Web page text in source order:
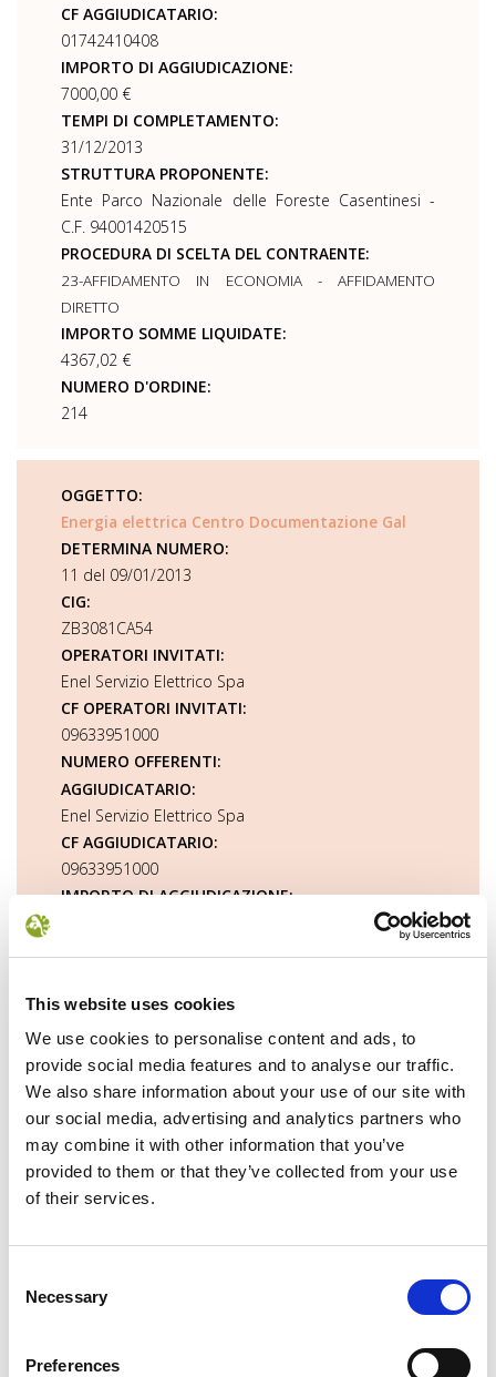
This website uses cookies
We use cookies to personalise content and ads, to
provide social media features and to analyse our traffic.
We also share information about your use of our site with
our social media, advertising and analytics partners who
may combine it with other information that you’ve
provided to them or that they’ve collected from your use
of their services.
Selection
Necessary
Preferences
CF AGGIUDICATARIO:
01742410408
IMPORTO DI AGGIUDICAZIONE:
7000,00 €
TEMPI DI COMPLETAMENTO:
31/12/2013
STRUTTURA PROPONENTE:
Ente Parco Nazionale delle Foreste Casentinesi -
C.F. 94001420515
PROCEDURA DI SCELTA DEL CONTRAENTE:
23-AFFIDAMENTO IN ECONOMIA - AFFIDAMENTO
DIRETTO
IMPORTO SOMME LIQUIDATE:
4367,02 €
NUMERO D'ORDINE:
214
OGGETTO:
Energia elettrica Centro Documentazione Gal
DETERMINA NUMERO:
11 del 09/01/2013
CIG:
ZB3081CA54
OPERATORI INVITATI:
Enel Servizio Elettrico Spa
CF OPERATORI INVITATI:
09633951000
NUMERO OFFERENTI:
AGGIUDICATARIO:
Enel Servizio Elettrico Spa
CF AGGIUDICATARIO:
09633951000
IMPORTO DI AGGIUDICAZIONE:
STRUTTURA PROPONENTE:
Ente Parco Nazionale delle Foreste Casentinesi -
C.F. 94001420515
PROCEDURA DI SCELTA DEL CONTRAENTE:
23-AFFIDAMENTO IN ECONOMIA - AFFIDAMENTO
DIRETTO
IMPORTO SOMME LIQUIDATE:
427,82 €
213